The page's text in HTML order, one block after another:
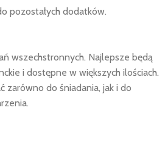
pozostałych dodatków.
wszechstronnych. Najlepsze będą
i dostępne w większych ilościach.
zarówno do śniadania, jak i do